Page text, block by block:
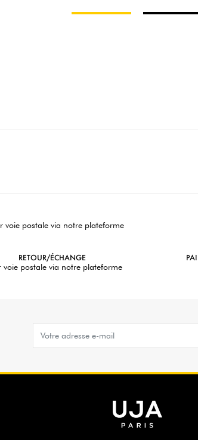
RETOUR/ÉCHANGE
voie postale via notre plateforme